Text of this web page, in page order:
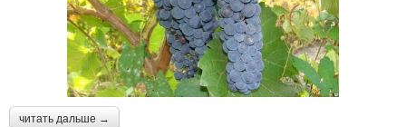
читать дальше →